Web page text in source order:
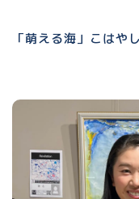
「萌える海」こはや